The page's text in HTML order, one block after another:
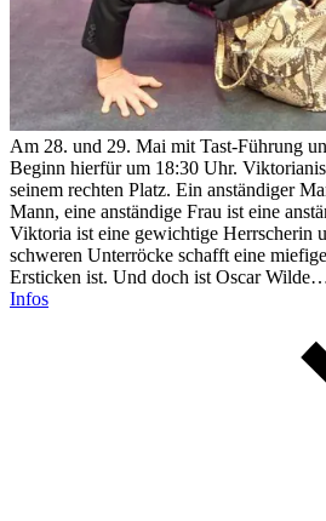
Am 28. und 29. Mai mit Tast-Führung
Beginn hierfür um 18:30 Uhr.
seinem rechten Platz. Ein anständiger
Mann, eine anständige Frau ist eine
Viktoria ist eine gewichtige Herrscherin
schweren Unterröcke schafft eine
Ersticken ist. Und doch ist Oscar
Infos